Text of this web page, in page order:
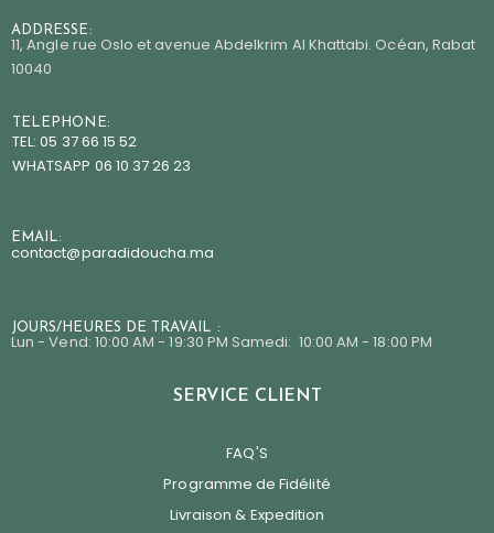
ADDRESSE:
11, Angle rue Oslo et avenue Abdelkrim Al Khattabi. Océan, Rabat
10040
TELEPHONE:
TEL: 05 37 66 15 52
WHATSAPP 06 10 37 26 23
EMAIL:
contact@paradidoucha.ma
JOURS/HEURES DE TRAVAIL :
Lun - Vend: 10:00 AM - 19:30 PM Samedi: 10:00 AM - 18:00 PM
SERVICE CLIENT
FAQ'S
Programme de Fidélité
Livraison & Expedition